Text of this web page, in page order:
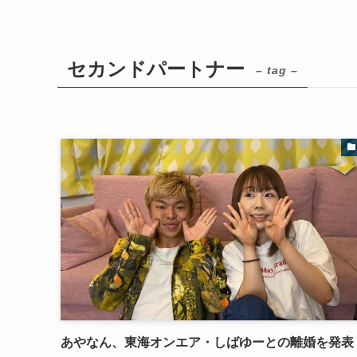
セカンドパートナー – tag –
あやなん、東海オンエア・しばゆーとの離婚を発表